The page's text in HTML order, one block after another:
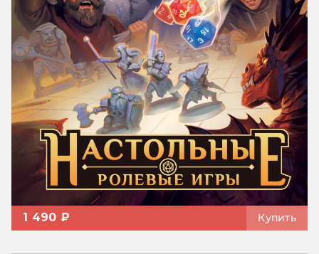
1 490 ₽ Купить